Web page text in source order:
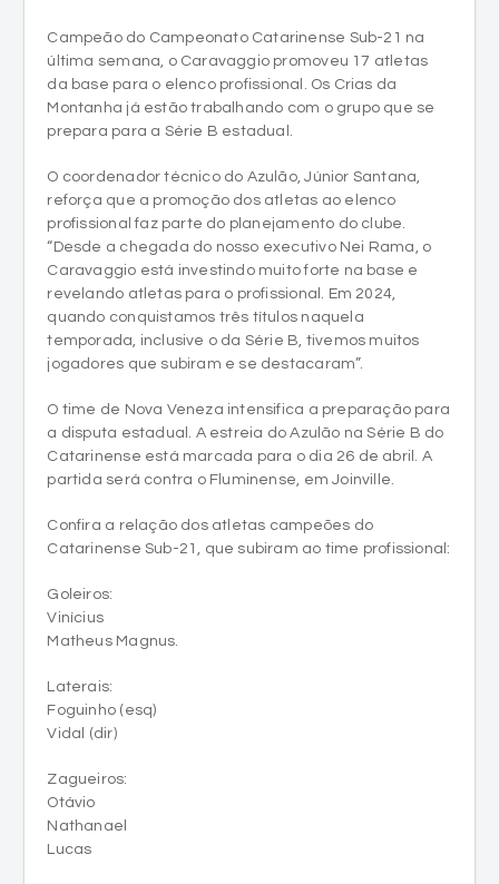
Montanha já estão trabalhando com o grupo que se
prepara para a Série B estadual.
O coordenador técnico do Azulão, Júnior Santana,
reforça que a promoção dos atletas ao elenco
“Desde a chegada do nosso executivo Nei Rama, o
Caravaggio está investindo muito forte na base e
revelando atletas para o profissional. Em 2024,
quando conquistamos três títulos naquela
temporada, inclusive o da Série B, tivemos muitos
jogadores que subiram e se destacaram”.
O time de Nova Veneza intensifica a preparação para
a disputa estadual. A estreia do Azulão na Série B do
partida será contra o Fluminense, em Joinville.
Confira a relação dos atletas campeões do
Catarinense Sub-21, que subiram ao time profissional:
Goleiros:
Vinícius
Laterais:
Foguinho (esq)
Zagueiros:
Otávio
Lucas
Meio-campo:
Andrey